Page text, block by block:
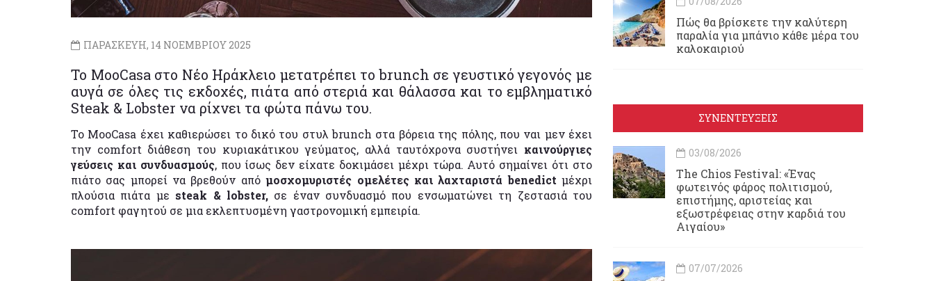
ΠΑΡΑΣΚΕΥΗ, 14 ΝΟΕΜΒΡΙΟΥ 2025
Το MooCasa στο Νέο Ηράκλειο μετατρέπει το brunch σε γευστικό γεγονός με
αυγά σε όλες τις εκδοχές, πιάτα από στεριά και θάλασσα και το εμβληματικό
Steak & Lobster να ρίχνει τα φώτα πάνω του.
Το MooCasa έχει καθιερώσει το δικό του στυλ brunch στα βόρεια της πόλης, που ναι μεν έχει
την comfort διάθεση του κυριακάτικου γεύματος, αλλά ταυτόχρονα συστήνει καινούργιες
γεύσεις και συνδυασμούς, που ίσως δεν είχατε δοκιμάσει μέχρι τώρα. Αυτό σημαίνει ότι στο
πιάτο σας μπορεί να βρεθούν απόμοσχομυριστές ομελέτες και λαχταριστά benedict μέχρι
πλούσια πιάτα με steak & lobster,σε έναν συνδυασμό που ενσωματώνει τη ζεστασιά του
comfort φαγητού σε μια εκλεπτυσμένη γαστρονομική εμπειρία.
Πώς θα βρίσκετε την καλύτερη
παραλία για μπάνιο κάθε μέρα του
καλοκαιριού
ΣΥΝΕΝΤΕΥΞΕΙΣ
03/08/2026
Τhe Chios Festival: «Ένας
φωτεινός φάρος πολιτισμού,
επιστήμης, αριστείας και
εξωστρέφειας στην καρδιά του
Αιγαίου»
07/07/2026